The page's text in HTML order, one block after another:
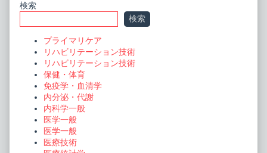
Primary
Sidebar
検索
検索
プライマリケア
リハビリテーション技術
リハビリテーション技術
保健・体育
免疫学・血清学
内分泌・代謝
内科学一般
医学一般
医学一般
医療技術